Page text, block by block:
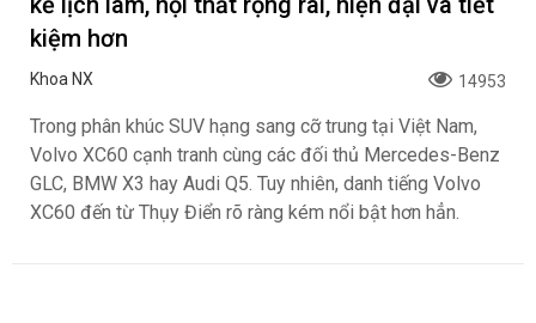
kiệm hơn
Khoa NX 14953
Trong phân khúc SUV hạng sang cỡ trung tại Việt Nam,
Volvo XC60 cạnh tranh cùng các đối thủ Mercedes-Benz
GLC, BMW X3 hay Audi Q5. Tuy nhiên, danh tiếng Volvo
XC60 đến từ Thụy Điển rõ ràng kém nổi bật hơn hẳn.